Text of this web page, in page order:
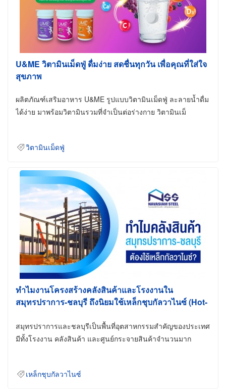
U&ME วิตามินเม็ดฟู่ ดื่มง่าย สดชื่นทุกวัน เพื่อคุณที่ใส่ใจ
สุขภาพ
ผลิตภัณฑ์เสริมอาหาร U&ME รูปแบบวิตามินเม็ดฟู่ ละลายน้ำดื่ม
ได้ง่าย มาพร้อมวิตามินรวมที่จำเป็นต่อร่างกาย วิตามินเม็
วิตามินเม็ดฟู่
ทำไมงานโครงสร้างคลังสินค้าและโรงงานใน
สมุทรปราการ-ชลบุรี ถึงนิยมใช้เหล็กชุบกัลวาไนซ์ (Hot-
สมุทรปราการและชลบุรีเป็นพื้นที่อุตสาหกรรมสำคัญของประเทศ
มีทั้งโรงงาน คลังสินค้า และศูนย์กระจายสินค้าจำนวนมาก
เหล็กชุบกัลวาไนซ์